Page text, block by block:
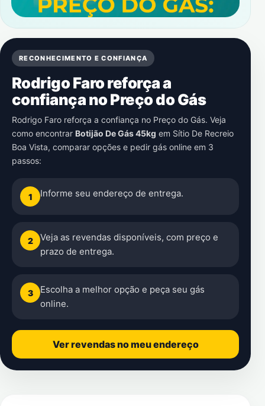
RECONHECIMENTO E CONFIANÇA
Rodrigo Faro reforça a
confiança no Preço do Gás
Rodrigo Faro reforça a confiança no Preço do Gás. Veja
como encontrar Botijão De Gás 45kg em Sítio De Recreio
Boa Vista, comparar opções e pedir gás online em 3
passos:
1 Informe seu endereço de entrega.
2
Veja as revendas disponíveis, com preço e
prazo de entrega.
3
Escolha a melhor opção e peça seu gás
online.
Ver revendas no meu endereço